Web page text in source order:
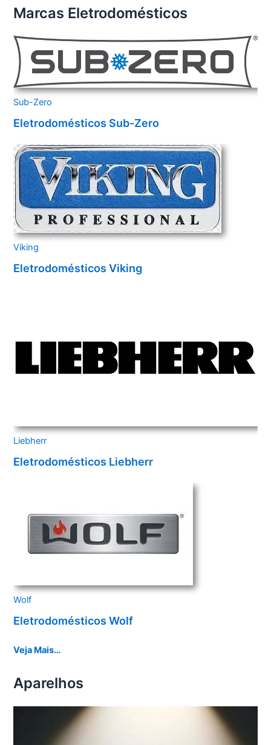
Marcas Eletrodomésticos
Sub-Zero
Eletrodomésticos Sub-Zero
Viking
Eletrodomésticos Viking
Liebherr
Eletrodomésticos Liebherr
Wolf
Eletrodomésticos Wolf
Veja Mais…
Aparelhos